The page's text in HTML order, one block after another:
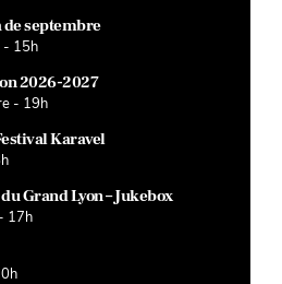
septembre
- 15h
2026-2027
- 19h
Karavel
Grand Lyon – Jukebox
17h